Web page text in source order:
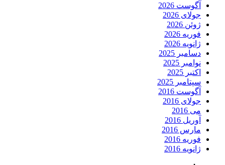
آگوست 2026
جولای 2026
ژوئن 2026
فوریه 2026
ژانویه 2026
دسامبر 2025
نوامبر 2025
اکتبر 2025
سپتامبر 2025
آگوست 2016
جولای 2016
می 2016
آوریل 2016
مارس 2016
فوریه 2016
ژانویه 2016